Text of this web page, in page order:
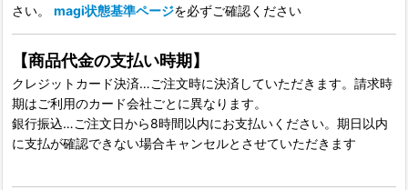
さい。 magi状態基準ページを必ずご確認ください
【商品代金の支払い時期】
クレジットカード決済…ご注文時に決済していただきます。請求時
期はご利用のカード会社ごとに異なります。
銀行振込…ご注文日から8時間以内にお支払いください。期日以内
に支払が確認できない場合キャンセルとさせていただきます